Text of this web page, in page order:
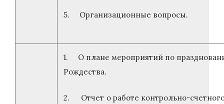
5. Организационные вопросы.
1. О плане мероприятий по
Рождества.
2. Отчет о работе контрольно-